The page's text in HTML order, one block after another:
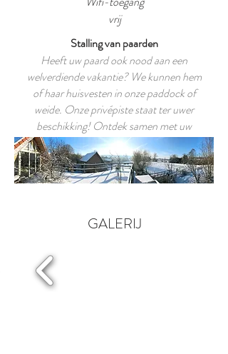
vrij
Stalling van paarden
Heeft uw paard ook nood aan een
welverdiende vakantie? We kunnen hem
of haar huisvesten in onze paddock of
weide. Onze privépiste staat ter uwer
beschikking! Ontdek samen met uw
trouwe viervoeter de vele wandelpaden die
de regio rijk is.
GALERIJ